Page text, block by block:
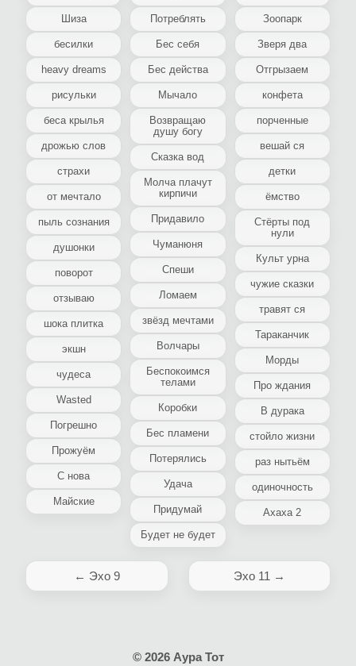
Шиза
бесилки
heavy dreams
рисульки
беса крылья
дрожью слов
страхи
от мечтало
пыль сознания
душонки
поворот
отзываю
шока плитка
экшн
чудеса
Wasted
Погрешно
Прожуём
С нова
Майские
Потреблять
Бес себя
Бес действа
Мычало
Возвращаю
душу богу
Сказка вод
Молча плачут
кирпичи
Придавило
Чуманюня
Спеши
Ломаем
звёзд мечтами
Волчары
Беспокоимся
телами
Коробки
Бес пламени
Потерялись
Удача
Придумай
Будет не будет
Зоопарк
Зверя два
Отгрызаем
конфета
порченные
вешай ся
детки
ёмство
Стёрты под
нули
Культ урна
чужие сказки
травят ся
Тараканчик
Морды
Про ждания
В дурака
стойло жизни
раз нытьём
одиночность
Ахаха 2
← Эхо 9 Эхо 11 →
© 2026 Аура Тот